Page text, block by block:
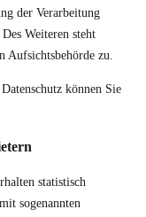
der Verarbeitung
Weiteren steht
Aufsichtsbehörde zu.
können Sie
statistisch
sogenannten